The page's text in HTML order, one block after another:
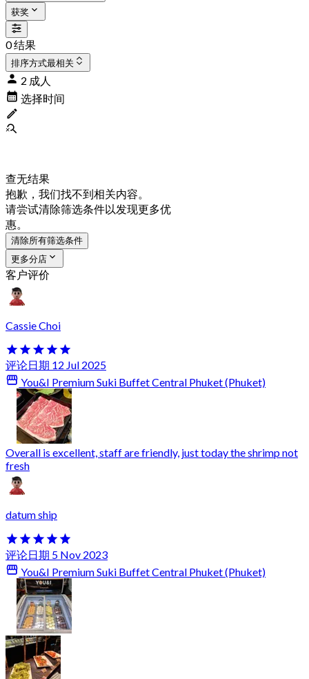
获奖
0 结果
排序方式最相关
2 成人
选择时间
查无结果
抱歉，我们找不到相关内容。
请尝试清除筛选条件以发现更多优
惠。
清除所有筛选条件
更多分店
客户评价
Cassie Choi
评论日期 12 Jul 2025
You&I Premium Suki Buffet Central Phuket (Phuket)
Overall is excellent, staff are friendly, just today the shrimp not
fresh
datum ship
评论日期 5 Nov 2023
You&I Premium Suki Buffet Central Phuket (Phuket)